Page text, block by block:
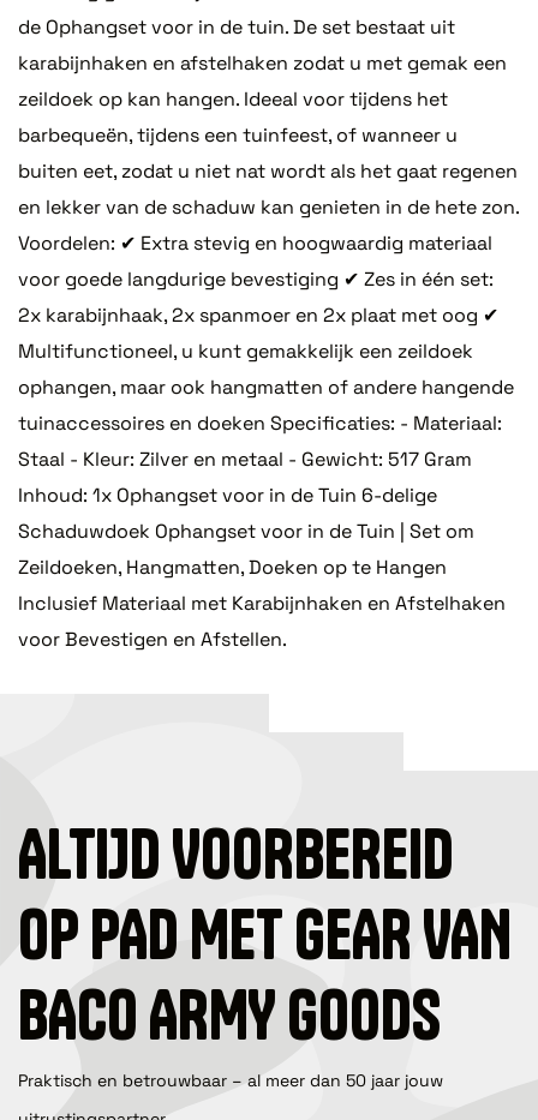
de Ophangset voor in de tuin. De set bestaat uit
karabijnhaken en afstelhaken zodat u met gemak een
zeildoek op kan hangen. Ideeal voor tijdens het
barbequeën, tijdens een tuinfeest, of wanneer u
buiten eet, zodat u niet nat wordt als het gaat regenen
en lekker van de schaduw kan genieten in de hete zon.
Voordelen: ✔ Extra stevig en hoogwaardig materiaal
voor goede langdurige bevestiging ✔ Zes in één set:
2x karabijnhaak, 2x spanmoer en 2x plaat met oog ✔
Multifunctioneel, u kunt gemakkelijk een zeildoek
ophangen, maar ook hangmatten of andere hangende
tuinaccessoires en doeken Specificaties: - Materiaal:
Staal - Kleur: Zilver en metaal - Gewicht: 517 Gram
Inhoud: 1x Ophangset voor in de Tuin 6-delige
Schaduwdoek Ophangset voor in de Tuin | Set om
Zeildoeken, Hangmatten, Doeken op te Hangen
Inclusief Materiaal met Karabijnhaken en Afstelhaken
voor Bevestigen en Afstellen.
ALTIJD VOORBEREID
OP PAD MET GEAR VAN
BACO ARMY GOODS
Praktisch en betrouwbaar – al meer dan 50 jaar jouw